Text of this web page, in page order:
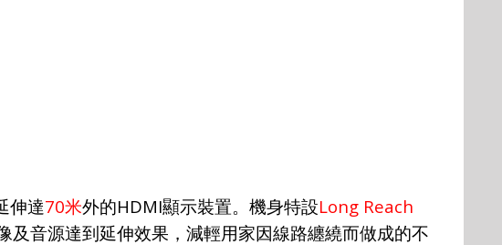
伸達70米外的HDMI顯示裝置。機身特設Long Reach
及音源達到延伸效果，減輕用家因線路纏繞而做成的不